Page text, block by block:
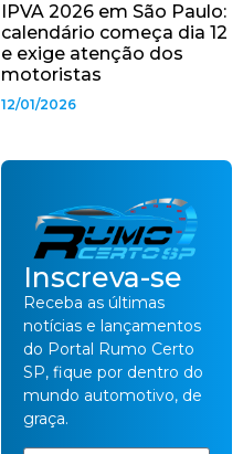
IPVA 2026 em São Paulo:
calendário começa dia 12
e exige atenção dos
motoristas
12/01/2026
Inscreva-se
Receba as últimas
notícias e lançamentos
do Portal Rumo Certo
SP, fique por dentro do
mundo automotivo, de
graça.